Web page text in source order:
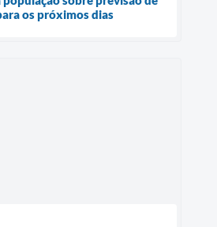
os próximos dias